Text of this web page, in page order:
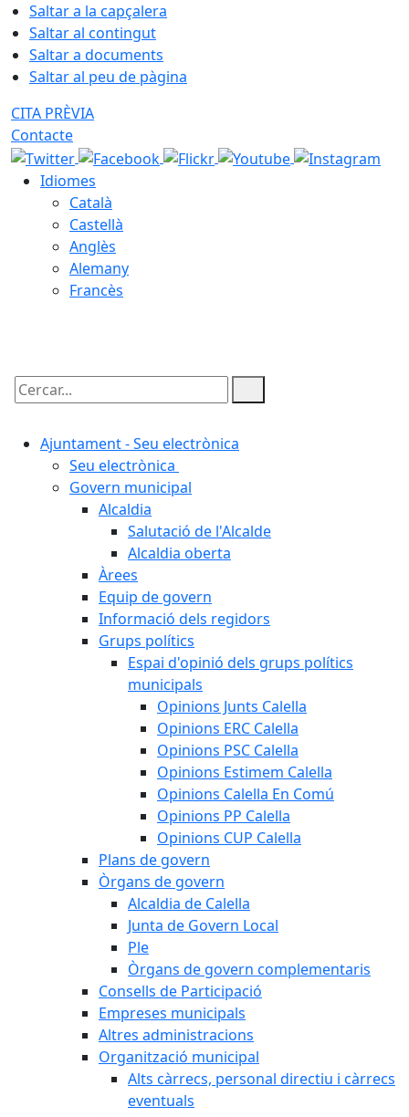
Saltar a la capçalera
Saltar al contingut
Saltar a documents
Saltar al peu de pàgina
CITA PRÈVIA
Contacte
Idiomes
Català
Castellà
Anglès
Alemany
Francès
Cercar:
Ajuntament - Seu electrònica
Seu electrònica
Govern municipal
Alcaldia
Salutació de l'Alcalde
Alcaldia oberta
Àrees
Equip de govern
Informació dels regidors
Grups polítics
Espai d'opinió dels grups polítics
municipals
Opinions Junts Calella
Opinions ERC Calella
Opinions PSC Calella
Opinions Estimem Calella
Opinions Calella En Comú
Opinions PP Calella
Opinions CUP Calella
Plans de govern
Òrgans de govern
Alcaldia de Calella
Junta de Govern Local
Ple
Òrgans de govern complementaris
Consells de Participació
Empreses municipals
Altres administracions
Organització municipal
Alts càrrecs, personal directiu i càrrecs
eventuals